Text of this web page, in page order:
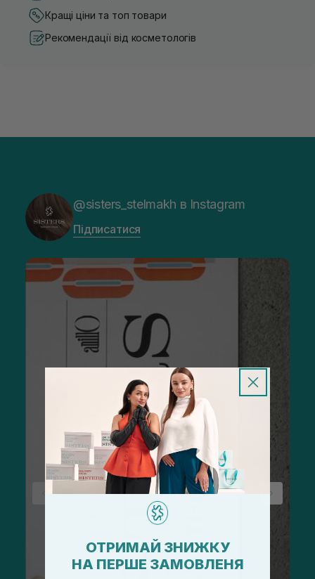
Кращі ціни та топ товари
Рекомендації від косметологів
@sisters_stelmakh в Instagram
Підписатися
ОТРИМАЙ ЗНИЖКУ
НА ПЕРШЕ ЗАМОВЛЕНЯ